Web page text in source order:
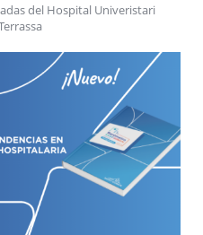
del Hospital Univeristari